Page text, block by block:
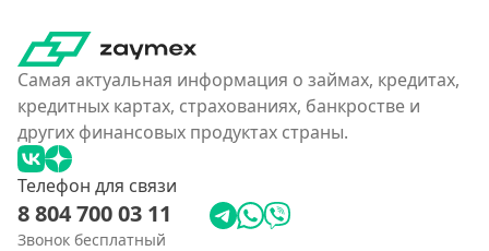
4500000 руб
500000 руб
550000 руб
600 тысяч
650000 руб
700000 руб
750000 руб
Самая актуальная информация о займах, кредитах,
кредитных картах, страхованиях, банкростве и
других финансовых продуктах страны.
Телефон для связи
8 804 700 03 11
Звонок бесплатный